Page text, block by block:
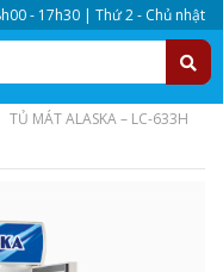
- 17h30 | Thứ 2 - Chủ nhật
TỦ MÁT ALASKA – LC-633H